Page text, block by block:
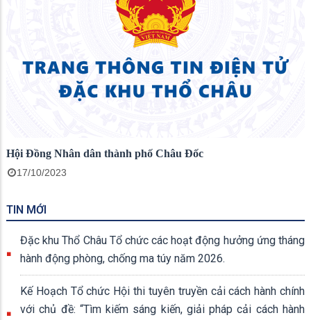
Hội Đồng Nhân dân thành phố Châu Đốc
17/10/2023
TIN MỚI
Đặc khu Thổ Châu Tổ chức các hoạt động hưởng ứng tháng
hành động phòng, chống ma túy năm 2026.
Kế Hoạch Tổ chức Hội thi tuyên truyền cải cách hành chính
với chủ đề: “Tìm kiếm sáng kiến, giải pháp cải cách hành